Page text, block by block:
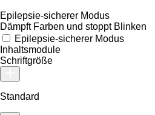
Epilepsie-sicherer Modus
Dämpft Farben und stoppt Blinken
Epilepsie-sicherer Modus
Inhaltsmodule
Schriftgröße
Standard